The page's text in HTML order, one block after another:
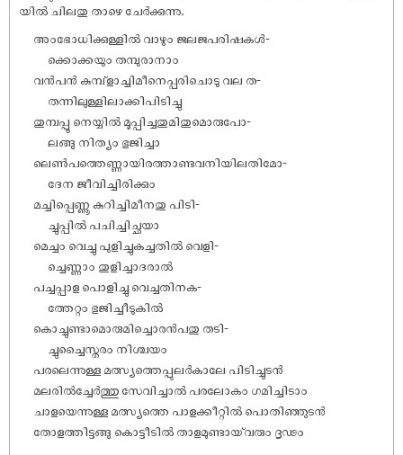
യിൽ ചിലതു താഴെ ചേർക്കുന്നു.
അംഭോധിക്കുള്ളിൽ വാഴും ജലജപരി‌ഷകൾ-
ക്കൊക്കയും തമ്പുരാനാം
വൻപൻ കുമ്പ്ളാച്ചിമീനെപ്പരിചൊടു വല ത-
തന്നിലുള്ളിലാക്കിപിടിച്ചു
തുമ്പപ്പൂ നെയ്യിൽ മൂപ്പിച്ചതുമിതുമൊരുപോ-
ലങ്ങു നിത്യം ഭുജിച്ചാ
ലെൺപത്തെണ്ണായിരത്താണ്ടവനിയിലതിമോ-
ദേന ജീവിച്ചിരിക്കും
മച്ചിപ്പെണ്ണൂ കുറിച്ചിമീനതു പിടി-
ച്ചുപ്പിൽ പചിച്ചിച്ഛയാ
മെച്ചം വെച്ചു പുളിച്ചുകച്ചതിൽ വെളി-
ച്ചെണ്ണാം തുളിച്ചാദരാൽ
പച്ചപ്പാള പൊളിച്ചു വെച്ചതിനക-
ത്തേറ്റം ഭുജിച്ചീടുകിൽ
കൊച്ചുണ്ടാമൊരുമിച്ചൊരൻപതു തടി-
ച്ചുച്ചൈസ്തരം നിശ്ചയം
പരലെന്നുള്ള മത്സ്യത്തെപ്പുലർകാലേ പിടിച്ചുടൻ
മലരിൽച്ചേർത്തു സേവിച്ചാൽ പരലോകം ഗമിച്ചിടാം
ചാളയെന്നുള്ള മത്സ്യത്തെ പാളക്കീറ്റിൽ പൊതിഞ്ഞുടൻ
തോളത്തിട്ടങ്ങു കൊട്ടീടിൽ താളമുണ്ടായ്‌‌വരും ദൃഢം